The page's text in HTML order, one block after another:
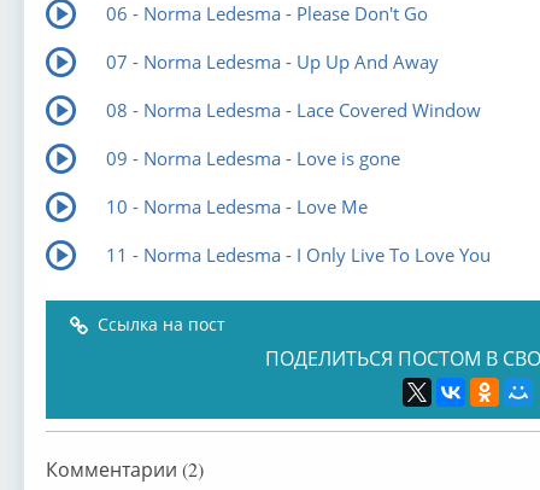
06 - Norma Ledesma - Please Don't Go
07 - Norma Ledesma - Up Up And Away
08 - Norma Ledesma - Lace Covered Window
09 - Norma Ledesma - Love is gone
10 - Norma Ledesma - Love Me
11 - Norma Ledesma - I Only Live To Love You
Ссылка на пост
ПОДЕЛИТЬСЯ ПОСТОМ В
Комментарии (2)